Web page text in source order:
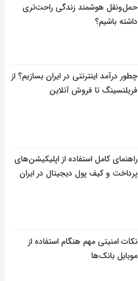
حمل‌ونقل هوشمند زندگی راحت‌تری
داشته باشیم؟
چطور درآمد اینترنتی در ایران بسازیم؟ از
فریلنسینگ تا فروش آنلاین
راهنمای کامل استفاده از اپلیکیشن‌های
پرداخت و کیف پول دیجیتال در ایران
نکات امنیتی مهم هنگام استفاده از
موبایل بانک‌ها